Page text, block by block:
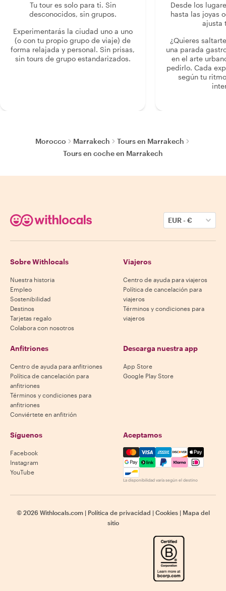
Tu tour es solo para ti. Sin
desconocidos, sin grupos.
Experimentarás la ciudad uno a uno
(o con tu propio grupo de viaje) de
forma relajada y personal. Sin prisas,
sin tours de grupo estandarizados.
Desde los
hasta las joyas
ajusta
¿Quieres
una parada
en el arte
pedirlo. Cada
según tu
Morocco Marrakech
Tours en Marrakech
Tours en coche en Marrakech
EUR-€
Sobre Withlocals
Nuestra historia
Empleo
Sostenibilidad
Destinos
Tarjetas regalo
Colabora con nosotros
Viajeros
Centro de ayuda para viajeros
Política de cancelación para
viajeros
Términos y condiciones para
viajeros
Anfitriones
Centro de ayuda para anfitriones
Política de cancelación para
anfitriones
Términos y condiciones para
anfitriones
Conviértete en anfitrión
Descarga nuestra app
App Store
Google Play Store
Síguenos
Facebook
Instagram
YouTube
Aceptamos
Mastercard, Visa, Amex,
La disponibilidad varía según el destino
© 2026 Withlocals.com | Política de privacidad | Cookies | Mapa del
sitio